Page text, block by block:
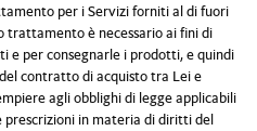
per i Servizi forniti al di fuori
trattamento è necessario ai fini di
e per consegnarle i prodotti, e quindi
del contratto di acquisto tra Lei e
agli obblighi di legge applicabili
in materia di diritti del